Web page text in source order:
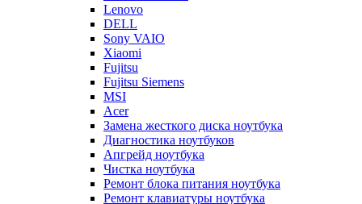
Lenovo
DELL
Sony VAIO
Xiaomi
Fujitsu
Fujitsu Siemens
MSI
Acer
Замена жесткого диска ноутбука
Диагностика ноутбуков
Апгрейд ноутбука
Чистка ноутбука
Ремонт блока питания ноутбука
Ремонт клавиатуры ноутбука